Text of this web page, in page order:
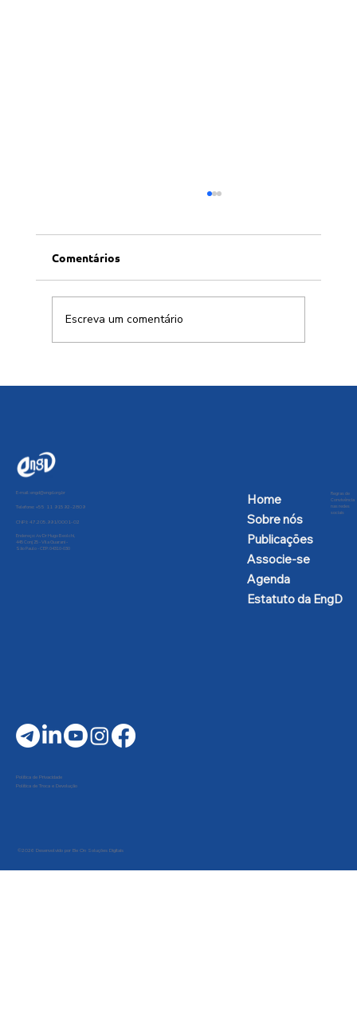
Comentários
Escreva um comentário
E-mail:engd@engd.org.br
Telefone: +55 11 91592-2809
CNPJ: 47.205.991/0001-02
Endereço: Av Dr Hugo Beolchi,
445 Conj 25 - Vila Guarani -
São Paulo - CEP: 04310-030
Home
Sobre nós
Publicações
Associe-se
Agenda
Estatuto da EngD
Regras de
Convivência
nas redes
sociais
Política de Privacidade
Política de Troca e Devolução
©2026 Desenvolvido por Be On Soluções Digitais